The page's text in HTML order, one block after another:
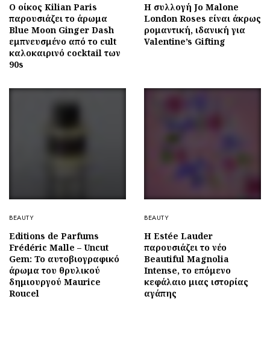
Ο οίκος Kilian Paris
παρουσιάζει το άρωμα
Blue Moon Ginger Dash
εμπνευσμένο από το cult
καλοκαιρινό cocktail των
90s
Η συλλογή Jo Malone
London Roses είναι άκρως
ρομαντική, ιδανική για
Valentine’s Gifting
BEAUTY
Editions de Parfums
Frédéric Malle – Uncut
Gem: To αυτοβιογραφικό
άρωμα του θρυλικού
δημιουργού Maurice
Roucel
BEAUTY
Η Estée Lauder
παρουσιάζει το νέο
Beautiful Magnolia
Intense, το επόμενο
κεφάλαιο μιας ιστορίας
αγάπης